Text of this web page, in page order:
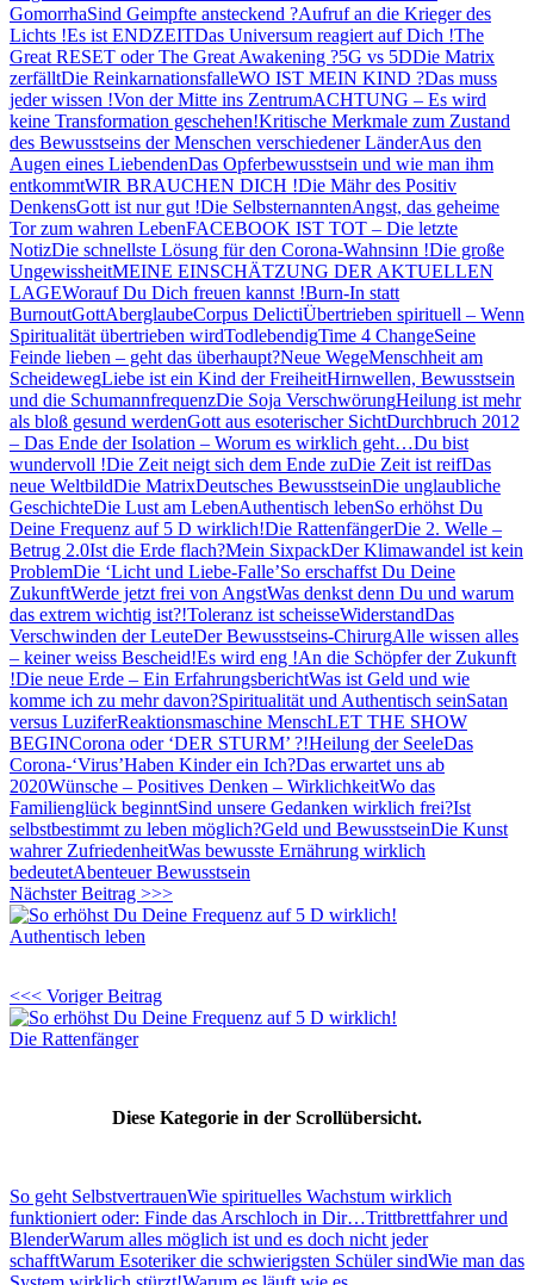
GomorrhaSind Geimpfte ansteckend ?Aufruf an die Krieger des
Lichts !Es ist ENDZEITDas Universum reagiert auf Dich !The
Great RESET oder The Great Awakening ?5G vs 5DDie Matrix
zerfälltDie ReinkarnationsfalleWO IST MEIN KIND ?Das muss
jeder wissen !Von der Mitte ins ZentrumACHTUNG – Es wird
keine Transformation geschehen!Kritische Merkmale zum Zustand
des Bewusstseins der Menschen verschiedener LänderAus den
Augen eines LiebendenDas Opferbewusstsein und wie man ihm
entkommtWIR BRAUCHEN DICH !Die Mähr des Positiv
DenkensGott ist nur gut !Die SelbsternanntenAngst, das geheime
Tor zum wahren LebenFACEBOOK IST TOT – Die letzte
NotizDie schnellste Lösung für den Corona-Wahnsinn !Die große
UngewissheitMEINE EINSCHÄTZUNG DER AKTUELLEN
LAGEWorauf Du Dich freuen kannst !Burn-In statt
BurnoutGottAberglaubeCorpus DelictiÜbertrieben spirituell – Wenn
Spiritualität übertrieben wirdTodlebendigTime 4 ChangeSeine
Feinde lieben – geht das überhaupt?Neue WegeMenschheit am
ScheidewegLiebe ist ein Kind der FreiheitHirnwellen, Bewusstsein
und die SchumannfrequenzDie Soja VerschwörungHeilung ist mehr
als bloß gesund werdenGott aus esoterischer SichtDurchbruch 2012
– Das Ende der Isolation – Worum es wirklich geht…Du bist
wundervoll !Die Zeit neigt sich dem Ende zuDie Zeit ist reifDas
neue WeltbildDie MatrixDeutsches BewusstseinDie unglaubliche
GeschichteDie Lust am LebenAuthentisch lebenSo erhöhst Du
Deine Frequenz auf 5 D wirklich!Die RattenfängerDie 2. Welle –
Betrug 2.0Ist die Erde flach?Mein SixpackDer Klimawandel ist kein
ProblemDie ‘Licht und Liebe-Falle’So erschaffst Du Deine
ZukunftWerde jetzt frei von AngstWas denkst denn Du und warum
das extrem wichtig ist?!Toleranz ist scheisseWiderstandDas
Verschwinden der LeuteDer Bewusstseins-ChirurgAlle wissen alles
– keiner weiss Bescheid!Es wird eng !An die Schöpfer der Zukunft
!Die neue Erde – Ein ErfahrungsberichtWas ist Geld und wie
komme ich zu mehr davon?Spiritualität und Authentisch seinSatan
versus LuziferReaktionsmaschine MenschLET THE SHOW
BEGINCorona oder ‘DER STURM’ ?!Heilung der SeeleDas
Corona-‘Virus’Haben Kinder ein Ich?Das erwartet uns ab
2020Wünsche – Positives Denken – WirklichkeitWo das
Familienglück beginntSind unsere Gedanken wirklich frei?Ist
selbstbestimmt zu leben möglich?Geld und BewusstseinDie Kunst
wahrer ZufriedenheitWas bewusste Ernährung wirklich
bedeutetAbenteuer Bewusstsein
Nächster Beitrag >>>
Authentisch leben
<<< Voriger Beitrag
Die Rattenfänger
Diese Kategorie in der Scrollübersicht.
So geht SelbstvertrauenWie spirituelles Wachstum wirklich
funktioniert oder: Finde das Arschloch in Dir…Trittbrettfahrer und
BlenderWarum alles möglich ist und es doch nicht jeder
schafftWarum Esoteriker die schwierigsten Schüler sindWie man das